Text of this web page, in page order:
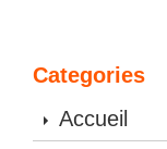
Categories
Accueil